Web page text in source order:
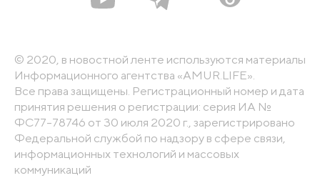
© 2020, в новостной ленте используются материалы
Информационного агентства «AMUR.LIFE».
Все права защищены. Регистрационный номер и дата
принятия решения о регистрации: серия ИА №
ФС77-78746 от 30 июля 2020 г., зарегистрировано
Федеральной службой по надзору в сфере связи,
информационных технологий и массовых
коммуникаций